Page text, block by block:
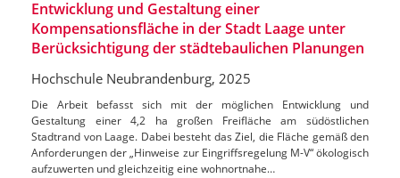
Entwicklung und Gestaltung einer
Kompensationsfläche in der Stadt Laage unter
Berücksichtigung der städtebaulichen Planungen
Hochschule Neubrandenburg, 2025
Die Arbeit befasst sich mit der möglichen Entwicklung und
Gestaltung einer 4,2 ha großen Freifläche am südöstlichen
Stadtrand von Laage. Dabei besteht das Ziel, die Fläche gemäß den
Anforderungen der „Hinweise zur Eingriffsregelung M-V“ ökologisch
aufzuwerten und gleichzeitig eine wohnortnahe…